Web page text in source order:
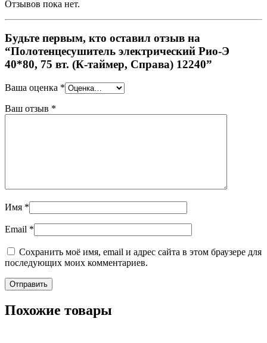
Отзывов пока нет.
Будьте первым, кто оставил отзыв на
“Полотенцесушитель электрический Рио-Э
40*80, 75 вт. (К-таймер, Справа) 12240”
Ваша оценка *
Ваш отзыв *
Имя *
Email *
Сохранить моё имя, email и адрес сайта в этом браузере для
последующих моих комментариев.
Похожие товары